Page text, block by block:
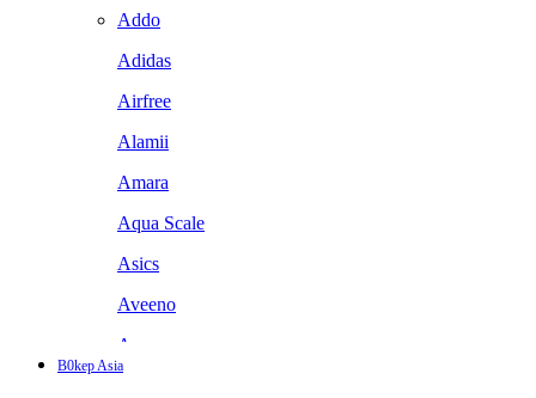
Addo
Adidas
Airfree
Alamii
Amara
Aqua Scale
Asics
Aveeno
Awan
B0kep Asia